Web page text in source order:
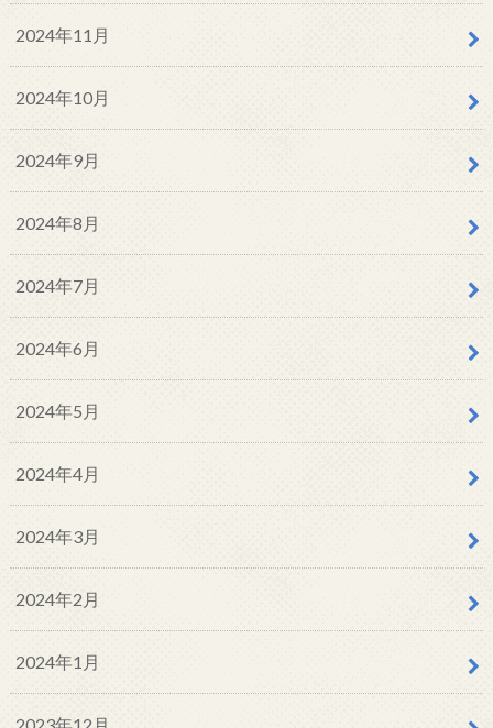
2024年11月
2024年10月
2024年9月
2024年8月
2024年7月
2024年6月
2024年5月
2024年4月
2024年3月
2024年2月
2024年1月